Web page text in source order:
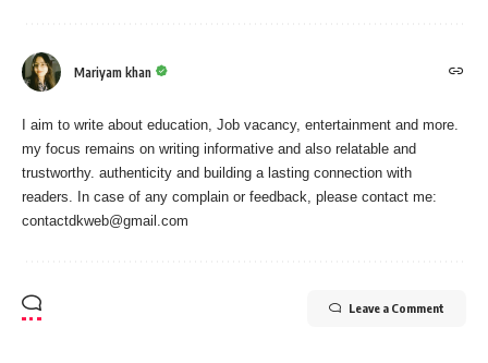
Mariyam khan
I aim to write about education, Job vacancy, entertainment and more.
my focus remains on writing informative and also relatable and
trustworthy. authenticity and building a lasting connection with
readers. In case of any complain or feedback, please contact me:
contactdkweb@gmail.com
Leave a Comment